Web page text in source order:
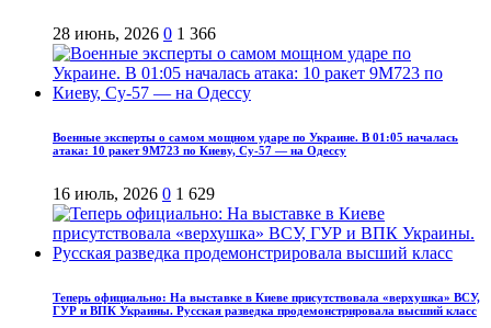
28 июнь, 2026 0 1 366
Военные эксперты о самом мощном ударе по Украине. В 01:05 началась
атака: 10 ракет 9М723 по Киеву, Су-57 — на Одессу
16 июль, 2026 0 1 629
Теперь официально: На выставке в Киеве присутствовала «верхушка» ВСУ,
ГУР и ВПК Украины. Русская разведка продемонстрировала высший класс